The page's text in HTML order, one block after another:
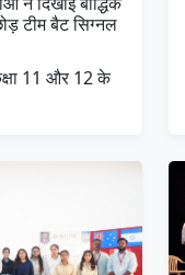
टीम बैट सिग्नल
11 और 12 के